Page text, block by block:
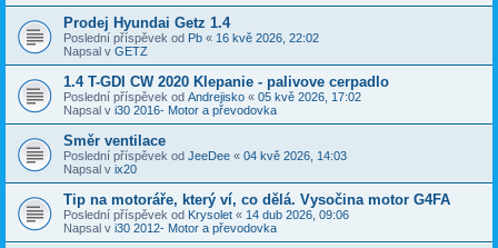
Prodej Hyundai Getz 1.4
Poslední příspěvek od Pb « 16 kvě 2026, 22:02
Napsal v GETZ
1.4 T-GDI CW 2020 Klepanie - palivove cerpadlo
Poslední příspěvek od Andrejisko « 05 kvě 2026, 17:02
Napsal v i30 2016- Motor a převodovka
Směr ventilace
Poslední příspěvek od JeeDee « 04 kvě 2026, 14:03
Napsal v ix20
Tip na motoráře, který ví, co dělá. Vysočina motor G4FA
Poslední příspěvek od Krysolet « 14 dub 2026, 09:06
Napsal v i30 2012- Motor a převodovka